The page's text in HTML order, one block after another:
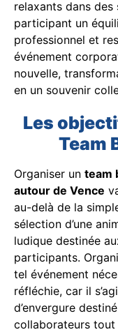
relaxants dans des
participant un
professionnel et
événement
nouvelle,
en un souvenir
Les
Team
Organiser un team
autour de Vence
au-delà de la
sélection d’une
ludique destinée
participants.
tel événement
réfléchie, car il
d’envergure
collaborateurs tout